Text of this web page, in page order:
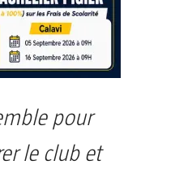
pour
le club et